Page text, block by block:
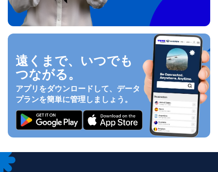
遠くまで、いつでも
つながる。
アプリをダウンロードして、データ
プランを簡単に管理しましょう。